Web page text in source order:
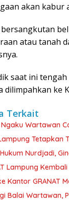
akan kabur
bersangkutan
atau tanah
saat ini
dilimpahkan ke
Terkait
Ngaku Wartawan
Tetapkan
Nurdjadi,
Lampung
Kantor GRANAT
Balai Wartawan,